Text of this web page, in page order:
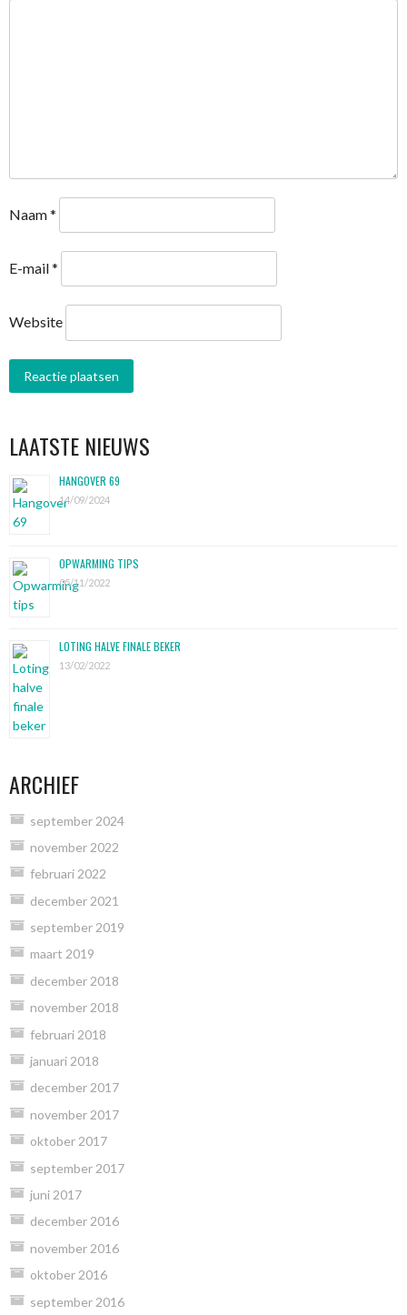
Naam*
E-mail*
Website
LAATSTE NIEUWS
HANGOVER 69
14/09/2024
OPWARMING TIPS
05/11/2022
LOTING HALVE FINALE BEKER
13/02/2022
ARCHIEF
september 2024
november 2022
februari 2022
december 2021
september 2019
maart 2019
december 2018
november 2018
februari 2018
januari 2018
december 2017
november 2017
oktober 2017
september 2017
juni 2017
december 2016
november 2016
oktober 2016
september 2016